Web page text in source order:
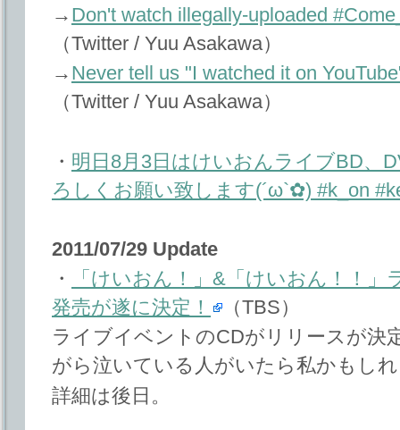
→ Don't watch illegally-uploaded
（Twitter / Yuu Asakawa）
→ Never tell us "I watched it on
（Twitter / Yuu Asakawa）
・ 明日8月3日はけいおんライブBD、
ろしくお願い致します(´ω`✿) #k_on
2011/07/29 Update
・
「けいおん！」&「けいおん！！
発売が遂に決定！
（TBS）
ライブイベントのCDがリリースが決
がら泣いている人がいたら私かもし
詳細は後日。